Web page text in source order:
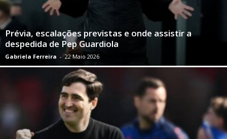
Prévia, escalações previstas e onde assistir a
despedida de Pep Guardiola
Gabriela Ferreira - 22 Maio 2026